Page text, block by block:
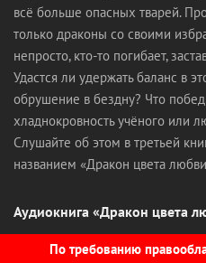
всё больше опасных тварей.
только драконы со своими
непросто, кто-то погибает,
Удастся ли удержать баланс в
обрушение в бездну? Что
хладнокровность учёного или
Слушайте об этом в третьей
названием «Дракон цвета
Аудиокнига «Дракон цвета
По требованию